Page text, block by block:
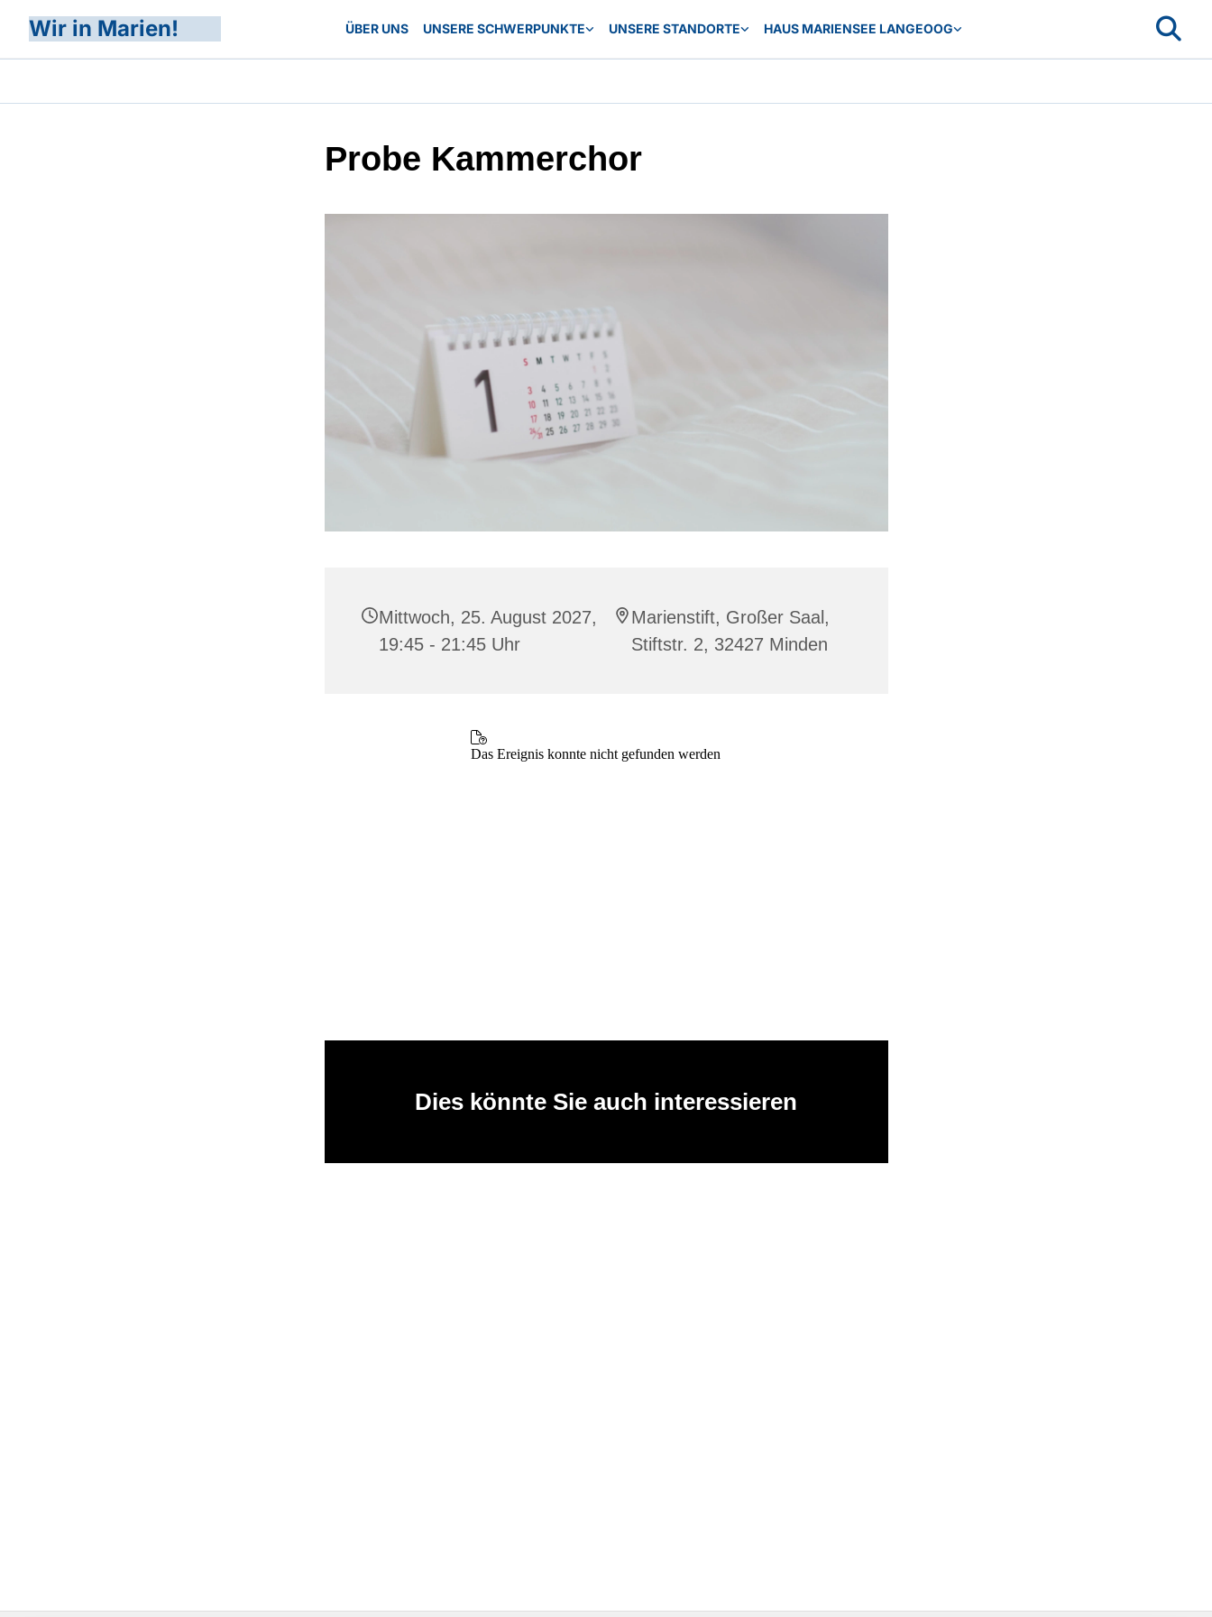
Wir in Marien! ÜBER UNS UNSERE SCHWERPUNKTE UNSERE STANDORTE HAUS MARIENSEE LANGEOOG
Probe Kammerchor
Mittwoch, 25. August 2027,
19:45 - 21:45 Uhr
Marienstift, Großer Saal,
Stiftstr. 2, 32427 Minden
Dies könnte Sie auch interessieren